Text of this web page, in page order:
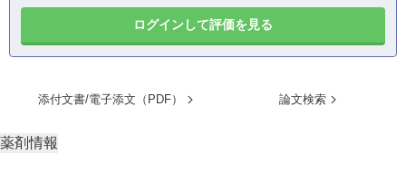
ログインして評価を見る
添付文書/電子添文（PDF） 論文検索
薬剤情報